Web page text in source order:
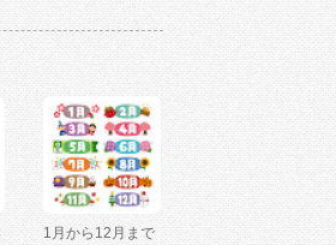
1月から12月まで